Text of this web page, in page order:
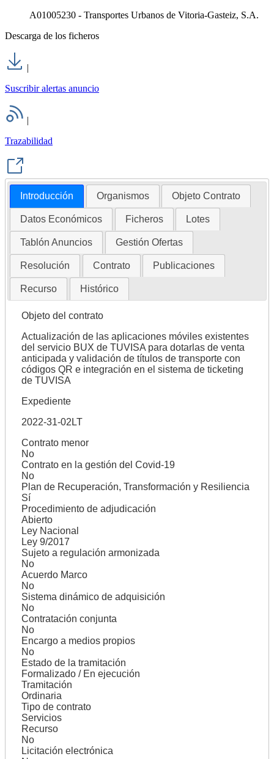
A01005230 - Transportes Urbanos de Vitoria-Gasteiz, S.A.
Descarga de los ficheros
|
Suscribir alertas anuncio
|
Trazabilidad
Introducción Organismos Objeto Contrato
Datos Económicos Ficheros Lotes
Tablón Anuncios Gestión Ofertas
Resolución Contrato Publicaciones
Recurso Histórico
Objeto del contrato
Actualización de las aplicaciones móviles existentes
del servicio BUX de TUVISA para dotarlas de venta
anticipada y validación de títulos de transporte con
códigos QR e integración en el sistema de ticketing
de TUVISA
Expediente
2022-31-02LT
Contrato menor
No
Contrato en la gestión del Covid-19
No
Plan de Recuperación, Transformación y Resiliencia
Sí
Procedimiento de adjudicación
Abierto
Ley Nacional
Ley 9/2017
Sujeto a regulación armonizada
No
Acuerdo Marco
No
Sistema dinámico de adquisición
No
Contratación conjunta
No
Encargo a medios propios
No
Estado de la tramitación
Formalizado / En ejecución
Tramitación
Ordinaria
Tipo de contrato
Servicios
Recurso
No
Licitación electrónica